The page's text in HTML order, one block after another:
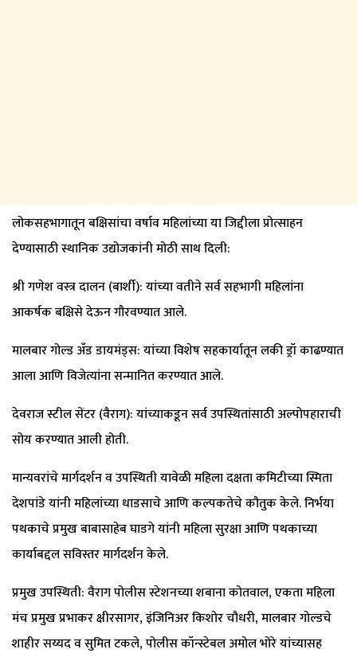
लोकसहभागातून बक्षिसांचा वर्षाव महिलांच्या या जिद्दीला प्रोत्साहन
देण्यासाठी स्थानिक उद्योजकांनी मोठी साथ दिली:
श्री गणेश वस्त्र दालन (बार्शी): यांच्या वतीने सर्व सहभागी महिलांना
आकर्षक बक्षिसे देऊन गौरवण्यात आले.
मालबार गोल्ड अँड डायमंड्स: यांच्या विशेष सहकार्यातून लकी ड्रॉ काढण्यात
आला आणि विजेत्यांना सन्मानित करण्यात आले.
देवराज स्टील सेंटर (वैराग): यांच्याकडून सर्व उपस्थितांसाठी अल्पोपहाराची
सोय करण्यात आली होती.
मान्यवरांचे मार्गदर्शन व उपस्थिती यावेळी महिला दक्षता कमिटीच्या स्मिता
देशपांडे यांनी महिलांच्या धाडसाचे आणि कल्पकतेचे कौतुक केले. निर्भया
पथकाचे प्रमुख बाबासाहेब घाडगे यांनी महिला सुरक्षा आणि पथकाच्या
कार्याबद्दल सविस्तर मार्गदर्शन केले.
प्रमुख उपस्थिती: वैराग पोलीस स्टेशनच्या शबाना कोतवाल, एकता महिला
मंच प्रमुख प्रभाकर क्षीरसागर, इंजिनिअर किशोर चौधरी, मालबार गोल्डचे
शाहीर सय्यद व सुमित टकले, पोलीस कॉन्स्टेबल अमोल भोरे यांच्यासह